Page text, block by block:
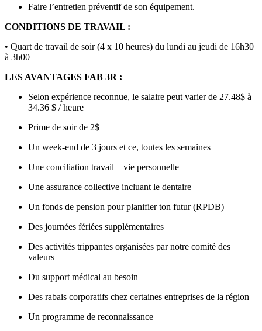
Faire l’entretien préventif de son équipement.
CONDITIONS DE TRAVAIL :
• Quart de travail de soir (4 x 10 heures) du lundi au jeudi de 16h30
à 3h00
LES AVANTAGES FAB 3R :
Selon expérience reconnue, le salaire peut varier de 27.48$ à
34.36 $ / heure
Prime de soir de 2$
Un week-end de 3 jours et ce, toutes les semaines
Une conciliation travail – vie personnelle
Une assurance collective incluant le dentaire
Un fonds de pension pour planifier ton futur (RPDB)
Des journées fériées supplémentaires
Des activités trippantes organisées par notre comité des
valeurs
Du support médical au besoin
Des rabais corporatifs chez certaines entreprises de la région
Un programme de reconnaissance